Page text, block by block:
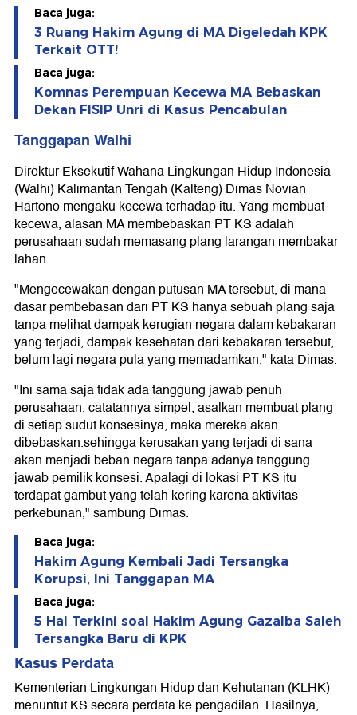
Baca juga:
3 Ruang Hakim Agung di MA Digeledah KPK
Terkait OTT!
Baca juga:
Komnas Perempuan Kecewa MA Bebaskan
Dekan FISIP Unri di Kasus Pencabulan
Tanggapan Walhi
Direktur Eksekutif Wahana Lingkungan Hidup Indonesia
(Walhi) Kalimantan Tengah (Kalteng) Dimas Novian
Hartono mengaku kecewa terhadap itu. Yang membuat
kecewa, alasan MA membebaskan PT KS adalah
perusahaan sudah memasang plang larangan membakar
lahan.
"Mengecewakan dengan putusan MA tersebut, di mana
dasar pembebasan dari PT KS hanya sebuah plang saja
tanpa melihat dampak kerugian negara dalam kebakaran
yang terjadi, dampak kesehatan dari kebakaran tersebut,
belum lagi negara pula yang memadamkan," kata Dimas.
"Ini sama saja tidak ada tanggung jawab penuh
perusahaan, catatannya simpel, asalkan membuat plang
di setiap sudut konsesinya, maka mereka akan
dibebaskan.sehingga kerusakan yang terjadi di sana
akan menjadi beban negara tanpa adanya tanggung
jawab pemilik konsesi. Apalagi di lokasi PT KS itu
terdapat gambut yang telah kering karena aktivitas
perkebunan," sambung Dimas.
Baca juga:
Hakim Agung Kembali Jadi Tersangka
Korupsi, Ini Tanggapan MA
Baca juga:
5 Hal Terkini soal Hakim Agung Gazalba Saleh
Tersangka Baru di KPK
Kasus Perdata
Kementerian Lingkungan Hidup dan Kehutanan (KLHK)
menuntut KS secara perdata ke pengadilan. Hasilnya,